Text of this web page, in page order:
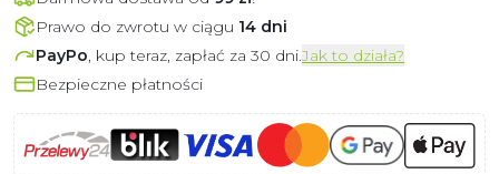
Prawo do zwrotu w ciągu 14 dni
PayPo, kup teraz, zapłać za 30 dni.Jak to działa?
Bezpieczne płatności